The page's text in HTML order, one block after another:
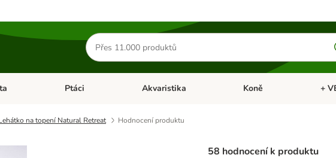
Hledat
produkty
Otevřít menu: Malá zvířata
Ptáci Otevřít menu: Ptáci
Akvaristika Otevřít menu: Akvaristika
Koně +
na topení Natural Retreat Hodnocení produktu
58 hodnocení k produktu